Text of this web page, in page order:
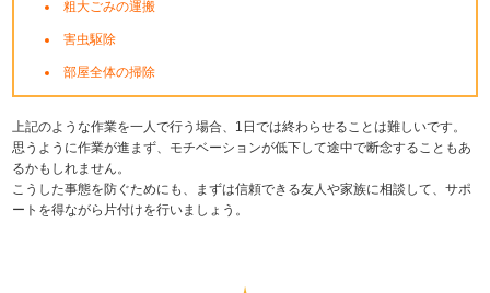
粗大ごみの運搬
害虫駆除
部屋全体の掃除
上記のような作業を一人で行う場合、1日では終わらせることは難しいです。
思うように作業が進まず、モチベーションが低下して途中で断念することもあ
るかもしれません。
こうした事態を防ぐためにも、まずは信頼できる友人や家族に相談して、サポ
ートを得ながら片付けを行いましょう。